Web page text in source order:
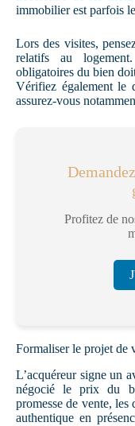
immobilier est parfois
Lors des visites,
relatifs au
obligatoires du bien
Vérifiez également le
assurez-vous
Profitez de
Formaliser le projet de
L’acquéreur signe un
négocié le prix du
promesse de vente, les
authentique en